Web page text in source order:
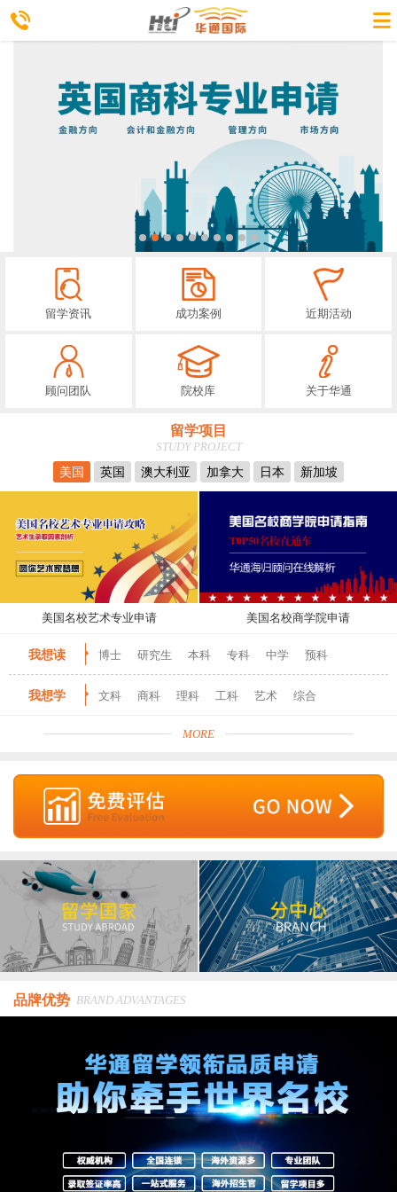
留学资讯 成功案例 近期活动
顾问团队 院校库 关于华通
留学项目
STUDY PROJECT
美国
英国 澳大利亚 加拿大 日本 新加坡
美国名校艺术专业申请 美国名校商学院申请
我想读 博士 研究生 本科 专科 中学 预科
我想学 文科 商科 理科 工科 艺术 综合
MORE
品牌优势 BRAND ADVANTAGES